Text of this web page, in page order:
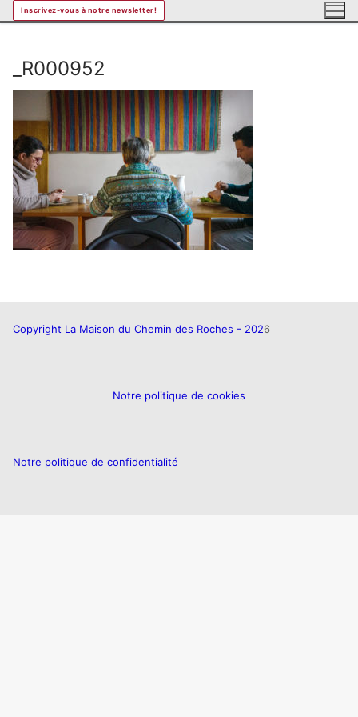
AllerInscrivez-vous à notre newsletter!
_R000952
Copyright La Maison du Chemin des Roches - 2026
Notre politique de cookies
Notre politique de confidentialité